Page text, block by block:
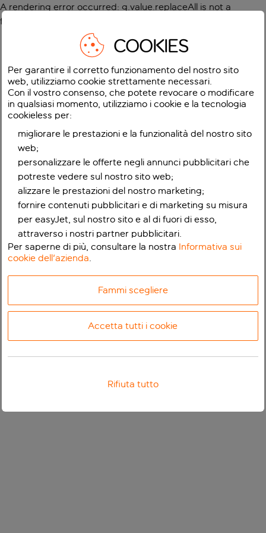
A rendering error occurred: g.value.replaceAll is not a
function
COOKIES
Per garantire il corretto funzionamento del nostro sito
web, utilizziamo cookie strettamente necessari.
Con il vostro consenso, che potete revocare o modificare
in qualsiasi momento, utilizziamo i cookie e la tecnologia
cookieless per:
migliorare le prestazioni e la funzionalità del nostro sito
web;
personalizzare le offerte negli annunci pubblicitari che
potreste vedere sul nostro sito web;
alizzare le prestazioni del nostro marketing;
fornire contenuti pubblicitari e di marketing su misura
per easyJet, sul nostro sito e al di fuori di esso,
attraverso i nostri partner pubblicitari.
Per saperne di più, consultare la nostra Informativa sui
cookie dell'azienda.
Fammi scegliere
Accetta tutti i cookie
Rifiuta tutto